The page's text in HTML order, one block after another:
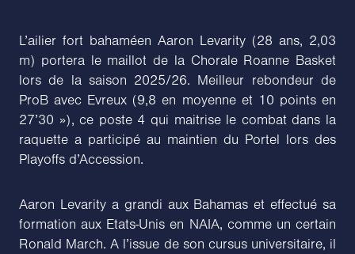
L’ailier fort bahaméen Aaron Levarity (28 ans, 2,03
m) portera le maillot de la Chorale Roanne Basket
lors de la saison 2025/26. Meilleur rebondeur de
ProB avec Evreux (9,8 en moyenne et 10 points en
27’30 »), ce poste 4 qui maitrise le combat dans la
raquette a participé au maintien du Portel lors des
Playoffs d’Accession.
Aaron Levarity a grandi aux Bahamas et effectué sa
formation aux Etats-Unis en NAIA, comme un certain
Ronald March. A l’issue de son cursus universitaire, il